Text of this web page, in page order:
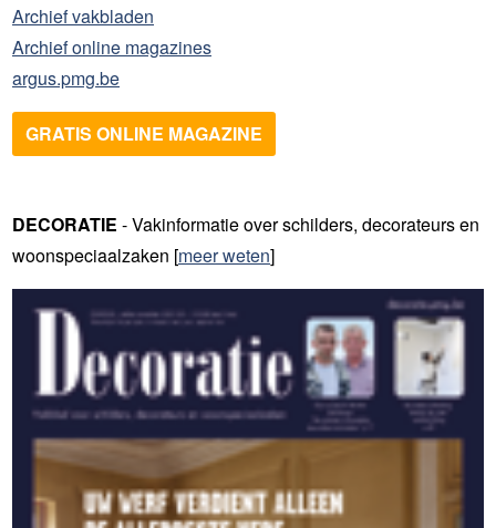
Archief vakbladen
Archief online magazines
argus.pmg.be
GRATIS ONLINE MAGAZINE
DECORATIE - Vakinformatie over schilders, decorateurs en
woonspeciaalzaken [meer weten]